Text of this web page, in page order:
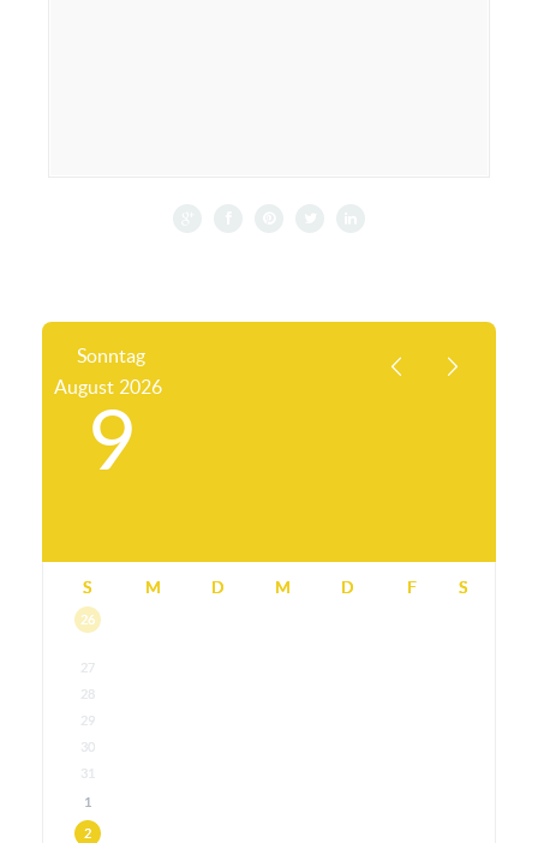
Sonntag
August 2026
9
S M D M D F S
26
27
28
29
30
31
1
2